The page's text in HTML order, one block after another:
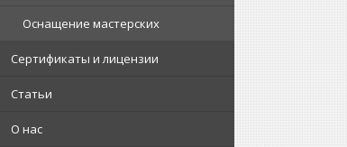
Оснащение мастерских
Сертификаты и лицензии
Статьи
О нас